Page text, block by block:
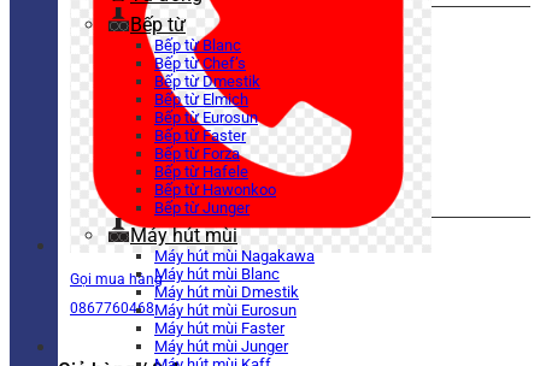
Gọi mua hàng
0867760468
Bếp từ
Bếp từ Blanc
Bếp từ Chef’s
Bếp từ Dmestik
Bếp từ Elmich
Bếp từ Eurosun
Bếp từ Faster
Bếp từ Forza
Bếp từ Hafele
Bếp từ Hawonkoo
Bếp từ Junger
Máy hút mùi
Máy hút mùi Nagakawa
Máy hút mùi Blanc
Máy hút mùi Dmestik
Máy hút mùi Eurosun
Máy hút mùi Faster
Máy hút mùi Junger